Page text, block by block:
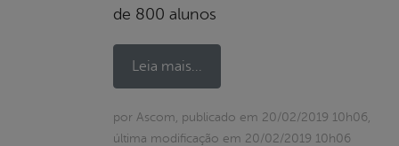
de 800 alunos
Leia mais...
por Ascom, publicado em 20/02/2019 10h06,
última modificação em 20/02/2019 10h06